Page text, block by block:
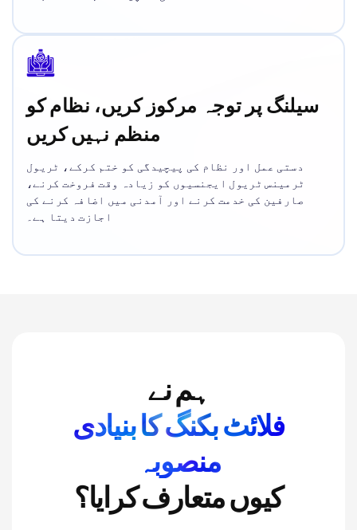
سیلنگ پر توجہ مرکوز کریں، نظام کو
منظم نہیں کریں
دستی عمل اور نظام کی پیچیدگی کو ختم کرکے، ٹریول
ٹرمینس ٹریول ایجنسیوں کو زیادہ وقت فروخت کرنے،
صارفین کی خدمت کرنے اور آمدنی میں اضافہ کرنے کی
اجازت دیتا ہے۔
ہم نے
فلائٹ بکنگ کا بنیادی
منصوبہ
کیوں متعارف کرایا؟